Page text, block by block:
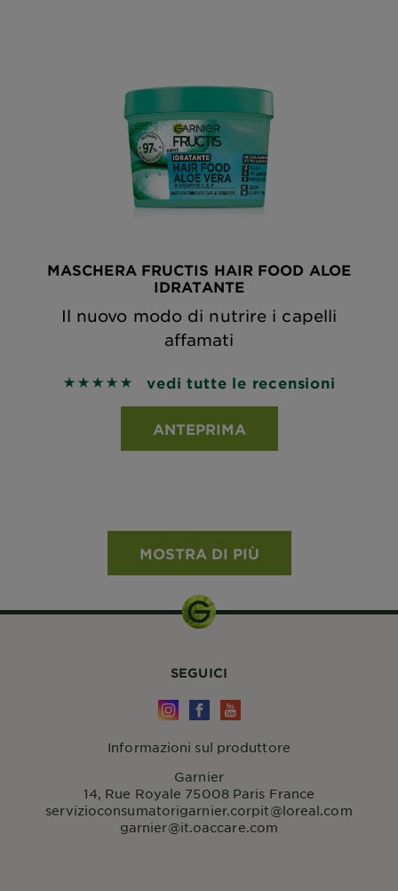
MASCHERA FRUCTIS HAIR FOOD ALOE
IDRATANTE
Il nuovo modo di nutrire i capelli
affamati
5 out of 5 stars based on reviews
vedi tutte le recensioni
ANTEPRIMA
MOSTRA DI PIÙ
SEGUICI
Informazioni sul produttore
Garnier
14, Rue Royale 75008 Paris France
servizioconsumatorigarnier.corpit@loreal.com
garnier@it.oaccare.com